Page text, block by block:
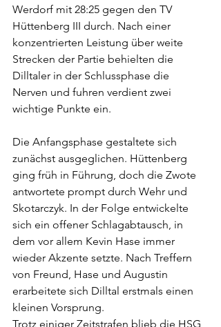
Werdorf mit 28:25 gegen den TV
Hüttenberg III durch. Nach einer
konzentrierten Leistung über weite
Strecken der Partie behielten die
Dilltaler in der Schlussphase die
Nerven und fuhren verdient zwei
wichtige Punkte ein.
Die Anfangsphase gestaltete sich
zunächst ausgeglichen. Hüttenberg
ging früh in Führung, doch die Zwote
antwortete prompt durch Wehr und
Skotarczyk. In der Folge entwickelte
sich ein offener Schlagabtausch, in
dem vor allem Kevin Hase immer
wieder Akzente setzte. Nach Treffern
von Freund, Hase und Augustin
erarbeitete sich Dilltal erstmals einen
kleinen Vorsprung.
Trotz einiger Zeitstrafen blieb die HSG